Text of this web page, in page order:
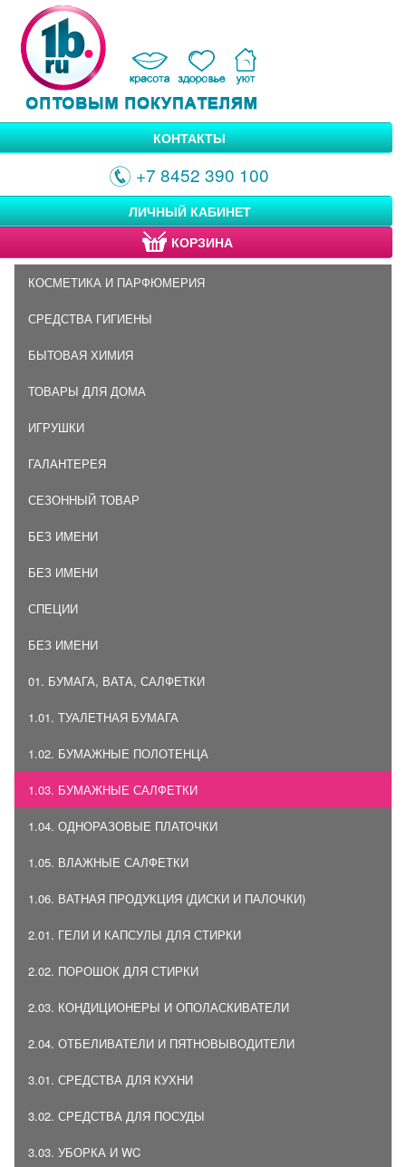
КОНТАКТЫ
+7 8452 390 100
ЛИЧНЫЙ КАБИНЕТ
КОРЗИНА
КОСМЕТИКА И ПАРФЮМЕРИЯ
СРЕДСТВА ГИГИЕНЫ
БЫТОВАЯ ХИМИЯ
ТОВАРЫ ДЛЯ ДОМА
ИГРУШКИ
ГАЛАНТЕРЕЯ
СЕЗОННЫЙ ТОВАР
БЕЗ ИМЕНИ
БЕЗ ИМЕНИ
СПЕЦИИ
БЕЗ ИМЕНИ
01. БУМАГА, ВАТА, САЛФЕТКИ
1.01. ТУАЛЕТНАЯ БУМАГА
1.02. БУМАЖНЫЕ ПОЛОТЕНЦА
1.03. БУМАЖНЫЕ САЛФЕТКИ
1.04. ОДНОРАЗОВЫЕ ПЛАТОЧКИ
1.05. ВЛАЖНЫЕ САЛФЕТКИ
1.06. ВАТНАЯ ПРОДУКЦИЯ (ДИСКИ И ПАЛОЧКИ)
2.01. ГЕЛИ И КАПСУЛЫ ДЛЯ СТИРКИ
2.02. ПОРОШОК ДЛЯ СТИРКИ
2.03. КОНДИЦИОНЕРЫ И ОПОЛАСКИВАТЕЛИ
2.04. ОТБЕЛИВАТЕЛИ И ПЯТНОВЫВОДИТЕЛИ
3.01. СРЕДСТВА ДЛЯ КУХНИ
3.02. СРЕДСТВА ДЛЯ ПОСУДЫ
3.03. УБОРКА И WC